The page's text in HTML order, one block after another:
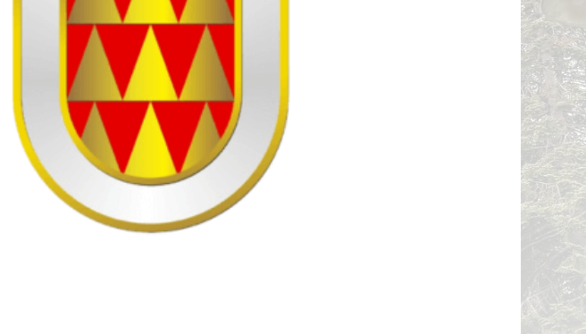
ИНТЕРВЈУ ЗА НАДЗОРЕН
ОДБОР НА КАНДИДАТИ КОИ
ПРОДОЛЖУВААТ ВО ВТОРА
ФАЗА КЈП НИСКОГРАДБА